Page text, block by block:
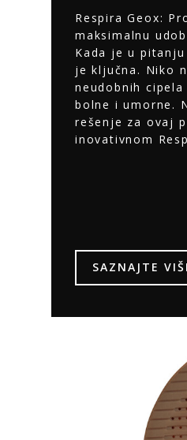
Respira Geox:
maksimalnu
Kada je u
je ključna. Niko
neudobnih
bolne i umorne.
rešenje za ovaj
inovativnom
SAZNAJTE